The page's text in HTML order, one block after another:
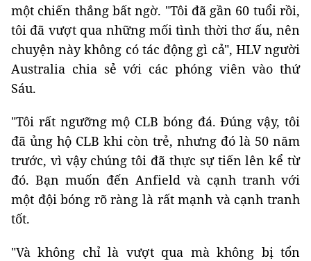
một chiến thắng bất ngờ. "Tôi đã gần 60 tuổi rồi,
tôi đã vượt qua những mối tình thời thơ ấu, nên
chuyện này không có tác động gì cả", HLV người
Australia chia sẻ với các phóng viên vào thứ
Sáu.
"Tôi rất ngưỡng mộ CLB bóng đá. Đúng vậy, tôi
đã ủng hộ CLB khi còn trẻ, nhưng đó là 50 năm
trước, vì vậy chúng tôi đã thực sự tiến lên kể từ
đó. Bạn muốn đến Anfield và cạnh tranh với
một đội bóng rõ ràng là rất mạnh và cạnh tranh
tốt.
"Và không chỉ là vượt qua mà không bị tổn